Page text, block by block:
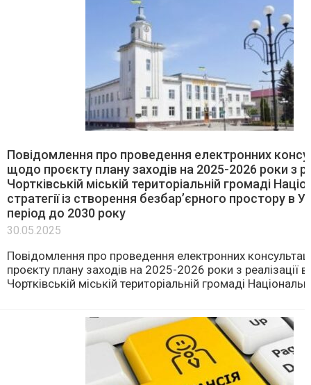
Повідомлення про проведення електронних
щодо проєкту плану заходів на 2025-2026 роки з
Чортківській міській територіальній громаді
стратегії із створення безбар’єрного простору в
період до 2030 року
30.05.2025
Повідомлення про проведення електронних
проєкту плану заходів на 2025-2026 роки з реалізації в
Чортківській міській територіальній громаді